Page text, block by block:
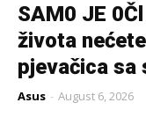
SAM0 JE
života
pjevačica sa
Asus - August 6, 2026